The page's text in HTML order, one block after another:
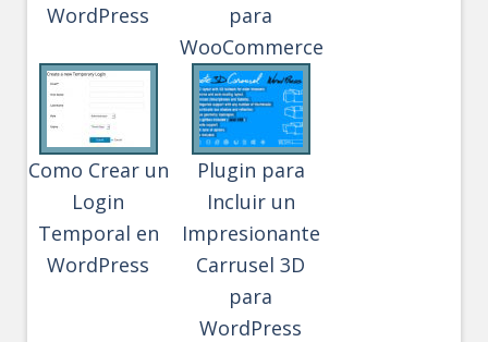
WordPress
para
WooCommerce
Como Crear un
Login
Temporal en
WordPress
Plugin para
Incluir un
Impresionante
Carrusel 3D
para
WordPress